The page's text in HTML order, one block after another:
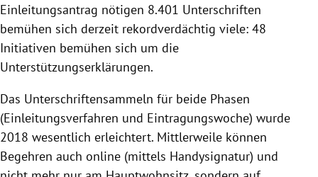
Einleitungsantrag nötigen 8.401 Unterschriften
bemühen sich derzeit rekordverdächtig viele: 48
Initiativen bemühen sich um die
Unterstützungserklärungen.
Das Unterschriftensammeln für beide Phasen
(Einleitungsverfahren und Eintragungswoche) wurde
2018 wesentlich erleichtert. Mittlerweile können
Begehren auch online (mittels Handysignatur) und